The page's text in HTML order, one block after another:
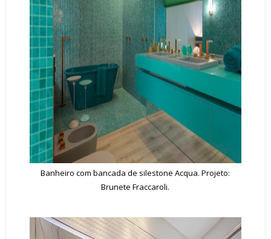
Banheiro com bancada de silestone Acqua. Projeto:
Brunete Fraccaroli.